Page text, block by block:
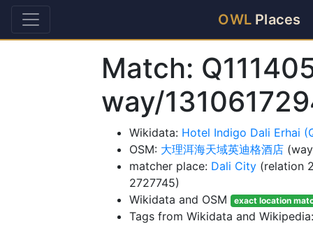
OWL Places
Match:
way/
Wikidata: Hotel Indigo Dali Erhai
OSM: 大理洱海天域英迪格酒店
matcher place: Dali City (relation
2727745)
Wikidata and OSM
exact location
Tags from Wikidata and